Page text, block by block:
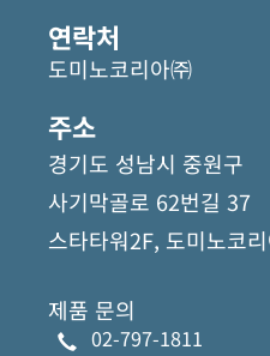
연락처
도미노코리아㈜
주소
경기도 성남시 중원구
사기막골로 62번길 37
스타타워2F, 도미노코
제품 문의
02-797-1811